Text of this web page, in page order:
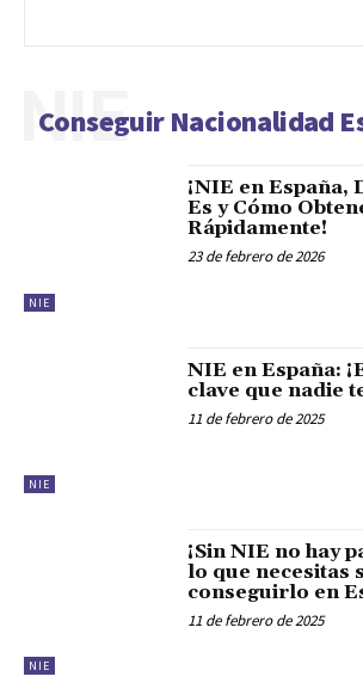
Conseguir Nacionalidad
NIE
NIE
¡NIE en España,
Es y Cómo
Rápidamente!
23 de febrero de 2026
NIE
NIE en España:
clave que nadie
11 de febrero de 2025
NIE
¡Sin NIE no hay
lo que necesitas
conseguirlo en
11 de febrero de 2025